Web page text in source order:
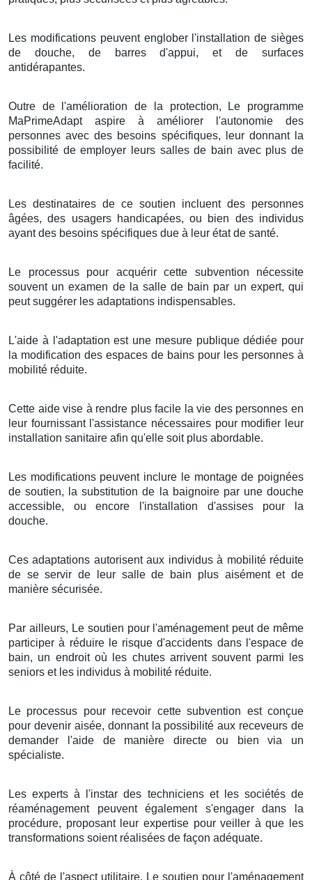
Les modifications peuvent englober l'installation de sièges
de douche, de barres d'appui, et de surfaces
antidérapantes.
Outre de l'amélioration de la protection, Le programme
MaPrimeAdapt aspire à améliorer l'autonomie des
personnes avec des besoins spécifiques, leur donnant la
possibilité de employer leurs salles de bain avec plus de
facilité.
Les destinataires de ce soutien incluent des personnes
âgées, des usagers handicapées, ou bien des individus
ayant des besoins spécifiques due à leur état de santé.
Le processus pour acquérir cette subvention nécessite
souvent un examen de la salle de bain par un expert, qui
peut suggérer les adaptations indispensables.
L'aide à l'adaptation est une mesure publique dédiée pour
la modification des espaces de bains pour les personnes à
mobilité réduite.
Cette aide vise à rendre plus facile la vie des personnes en
leur fournissant l'assistance nécessaires pour modifier leur
installation sanitaire afin qu'elle soit plus abordable.
Les modifications peuvent inclure le montage de poignées
de soutien, la substitution de la baignoire par une douche
accessible, ou encore l'installation d'assises pour la
douche.
Ces adaptations autorisent aux individus à mobilité réduite
de se servir de leur salle de bain plus aisément et de
manière sécurisée.
Par ailleurs, Le soutien pour l'aménagement peut de même
participer à réduire le risque d'accidents dans l'espace de
bain, un endroit où les chutes arrivent souvent parmi les
seniors et les individus à mobilité réduite.
Le processus pour recevoir cette subvention est conçue
pour devenir aisée, donnant la possibilité aux receveurs de
demander l'aide de manière directe ou bien via un
spécialiste.
Les experts à l'instar des techniciens et les sociétés de
réaménagement peuvent également s'engager dans la
procédure, proposant leur expertise pour veiller à que les
transformations soient réalisées de façon adéquate.
À côté de l'aspect utilitaire, Le soutien pour l'aménagement